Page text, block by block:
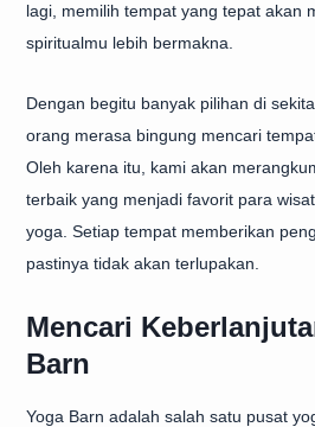
lagi, memilih tempat yang tepat akan
spiritualmu lebih bermakna.
Dengan begitu banyak pilihan di
orang merasa bingung mencari
Oleh karena itu, kami akan
terbaik yang menjadi favorit para
yoga. Setiap tempat memberikan
pastinya tidak akan terlupakan.
Mencari
Barn
Yoga Barn adalah salah satu pusat